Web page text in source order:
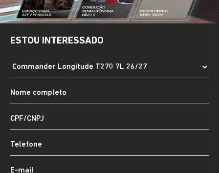
ESTOU INTERESSADO